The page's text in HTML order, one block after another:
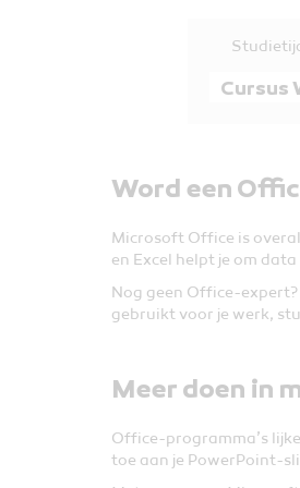
Cursus
Word een
Microsoft Office is
en Excel helpt je om
Nog geen Office-
gebruikt voor je werk,
Meer doen in
Office-programma’s
toe aan je PowerPoint-